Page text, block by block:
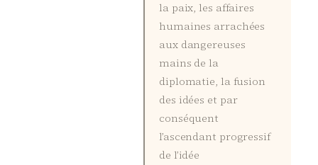
la paix, les affaires
humaines arrachées
aux dangereuses
mains de la
diplomatie, la fusion
des idées et par
conséquent
l’ascendant progressif
de l’idée